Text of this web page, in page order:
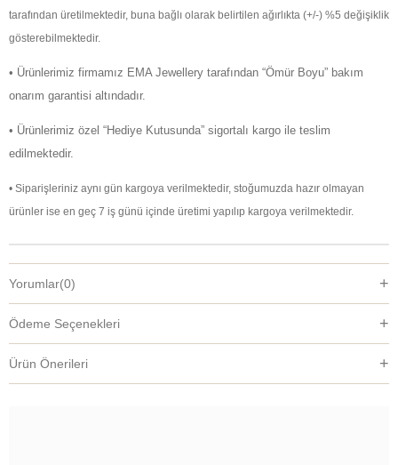
tarafından üretilmektedir, buna bağlı olarak belirtilen ağırlıkta (+/-) %5 değişiklik
gösterebilmektedir.
• Ürünlerimiz firmamız EMA Jewellery tarafından “Ömür Boyu” bakım
onarım garantisi altındadır.
• Ürünlerimiz özel “Hediye Kutusunda” sigortalı kargo ile teslim
edilmektedir.
• Siparişleriniz aynı gün kargoya verilmektedir, stoğumuzda hazır olmayan
ürünler ise en geç 7 iş günü içinde üretimi yapılıp kargoya verilmektedir.
Yorumlar(0)
Ödeme Seçenekleri
Ürün Önerileri